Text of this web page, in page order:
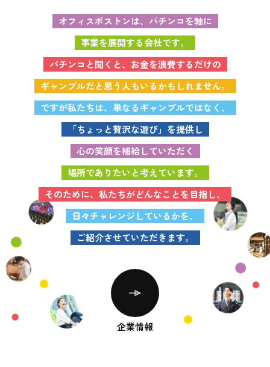
オフィスボストンは、パチンコを軸に
事業を展開する会社です。
パチンコと聞くと、お金を浪費するだけの
ギャンブルだと思う人もいるかもしれません。
ですが私たちは、単なるギャンブルではなく、
「ちょっと贅沢な遊び」を提供し
心の笑顔を補給していただく
場所でありたいと考えています。
そのために、私たちがどんなことを目指し、
日々チャレンジしているかを、
ご紹介させていただきます。
企業情報